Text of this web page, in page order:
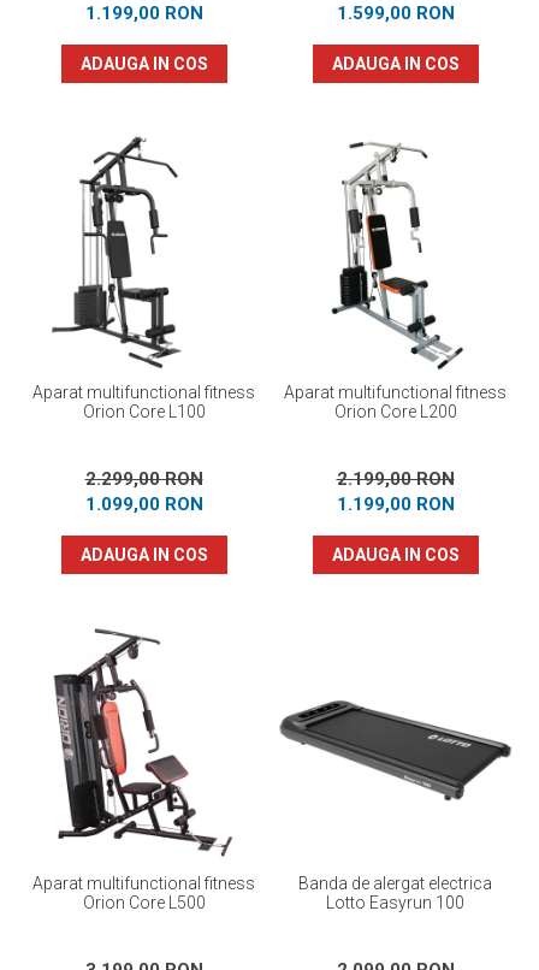
1.199,00 RON
ADAUGA IN COS
1.599,00 RON
ADAUGA IN COS
Aparat multifunctional fitness
Orion Core L100
2.299,00 RON
1.099,00 RON
ADAUGA IN COS
Aparat multifunctional fitness
Orion Core L200
2.199,00 RON
1.199,00 RON
ADAUGA IN COS
Aparat multifunctional fitness
Orion Core L500
Banda de alergat electrica
Lotto Easyrun 100